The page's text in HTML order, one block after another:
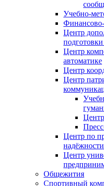
Учебно-
Центр
Центр
автоматике
Центр
Центр
Центр по
Центр
Общежития
Спортивный